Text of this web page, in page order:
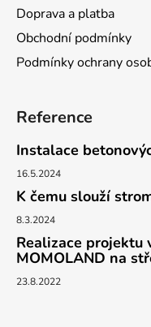
Doprava a platba
Obchodní podmínky
Podmínky ochrany
Reference
Instalace
16.5.2024
K čemu slouží
8.3.2024
Realizace projektu
MOMOLAND na
23.8.2022